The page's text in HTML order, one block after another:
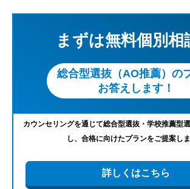
まずは無料個別相
総合型選抜（AO推薦）の
お答えします！
カウンセリングを通じて総合型選抜・学校推薦型
し、合格に向けたプランをご提案しま
詳しくはこちら